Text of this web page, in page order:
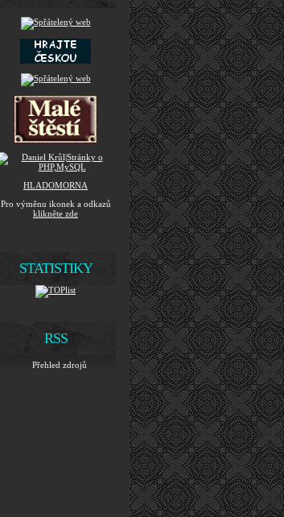
HLADOMORNA
Pro výměnu ikonek a odkazů
klikněte zde
STATISTIKY
RSS
Přehled zdrojů